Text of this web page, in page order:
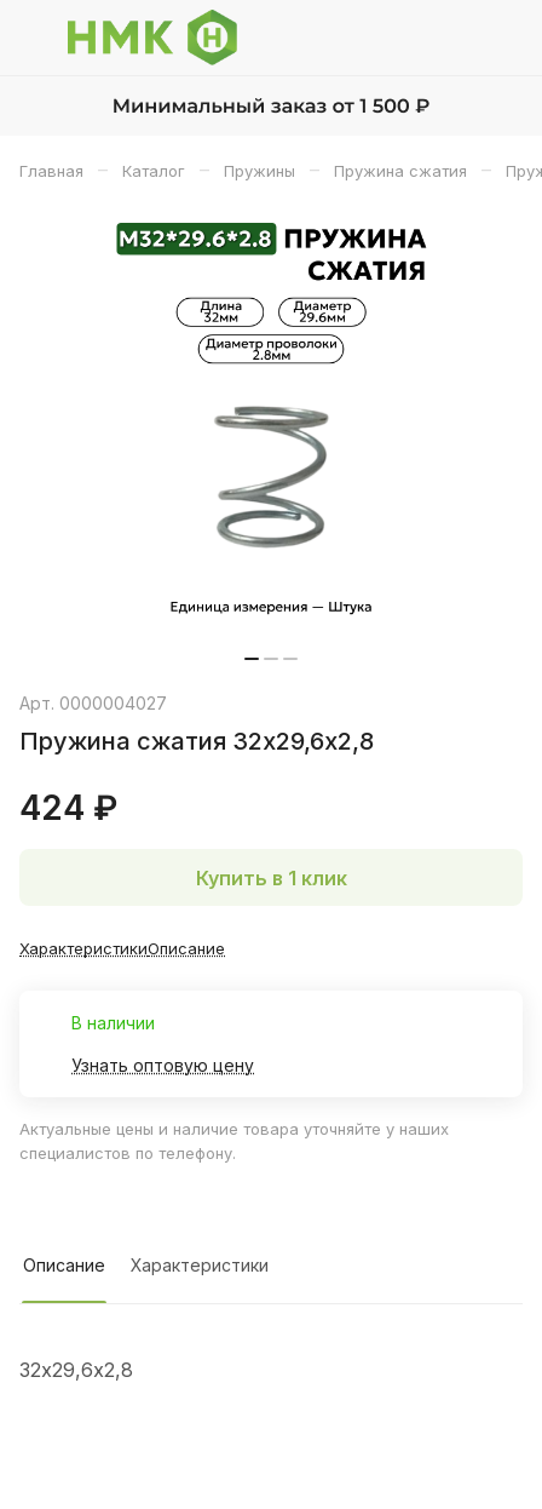
Главная – Каталог – Пружины – Пружина сжатия –
Арт. 0000004027
Пружина сжатия 32х29,6х2,8
424 ₽
Купить в 1 клик
ХарактеристикиОписание
В наличии
Узнать оптовую цену
Актуальные цены и наличие товара уточняйте у наших
специалистов по телефону.
Описание Характеристики
32х29,6х2,8